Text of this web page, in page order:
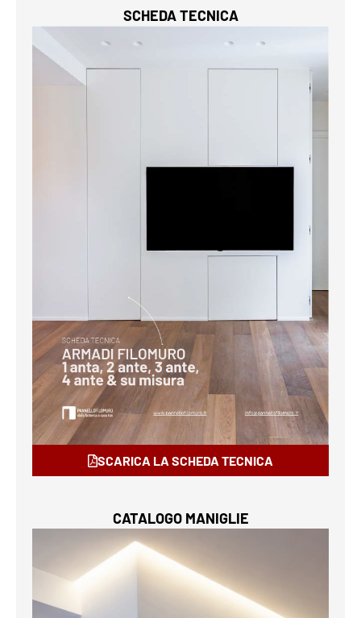
SCHEDA TECNICA
SCARICA LA SCHEDA TECNICA
CATALOGO MANIGLIE